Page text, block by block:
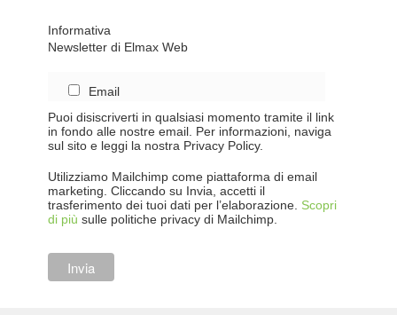
Informativa
Newsletter di Elmax Web
Email
Puoi disiscriverti in qualsiasi momento tramite il link
in fondo alle nostre email. Per informazioni, naviga
sul sito e leggi la nostra Privacy Policy.
Utilizziamo Mailchimp come piattaforma di email
marketing. Cliccando su Invia, accetti il
trasferimento dei tuoi dati per l’elaborazione. Scopri
di più sulle politiche privacy di Mailchimp.